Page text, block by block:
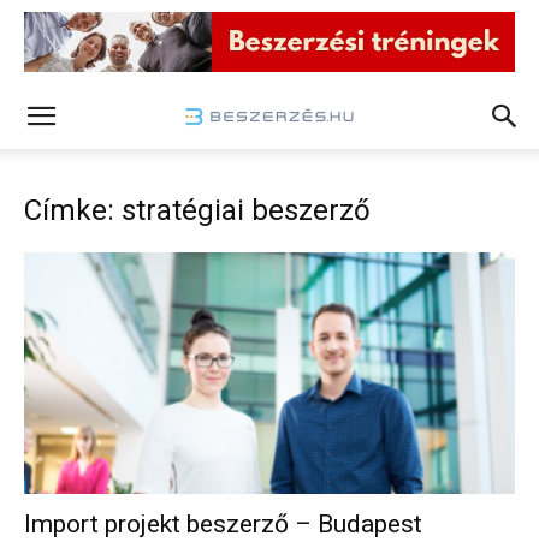
Címke: stratégiai beszerző
Import projekt beszerző – Budapest